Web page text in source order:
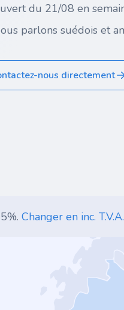
du 21/08 en
parlons suédois et
nous directement
Changer en inc. T.V.A.